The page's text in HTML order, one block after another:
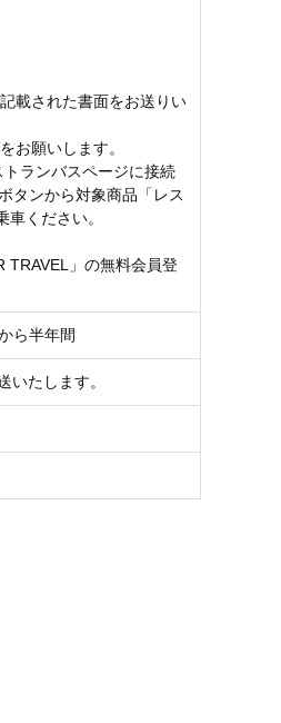
載された書面をお送りい
お願いします。
ランバスページに接続
タンから対象商品「レス
ください。
」の無料会員登
ら半年間
いたします。